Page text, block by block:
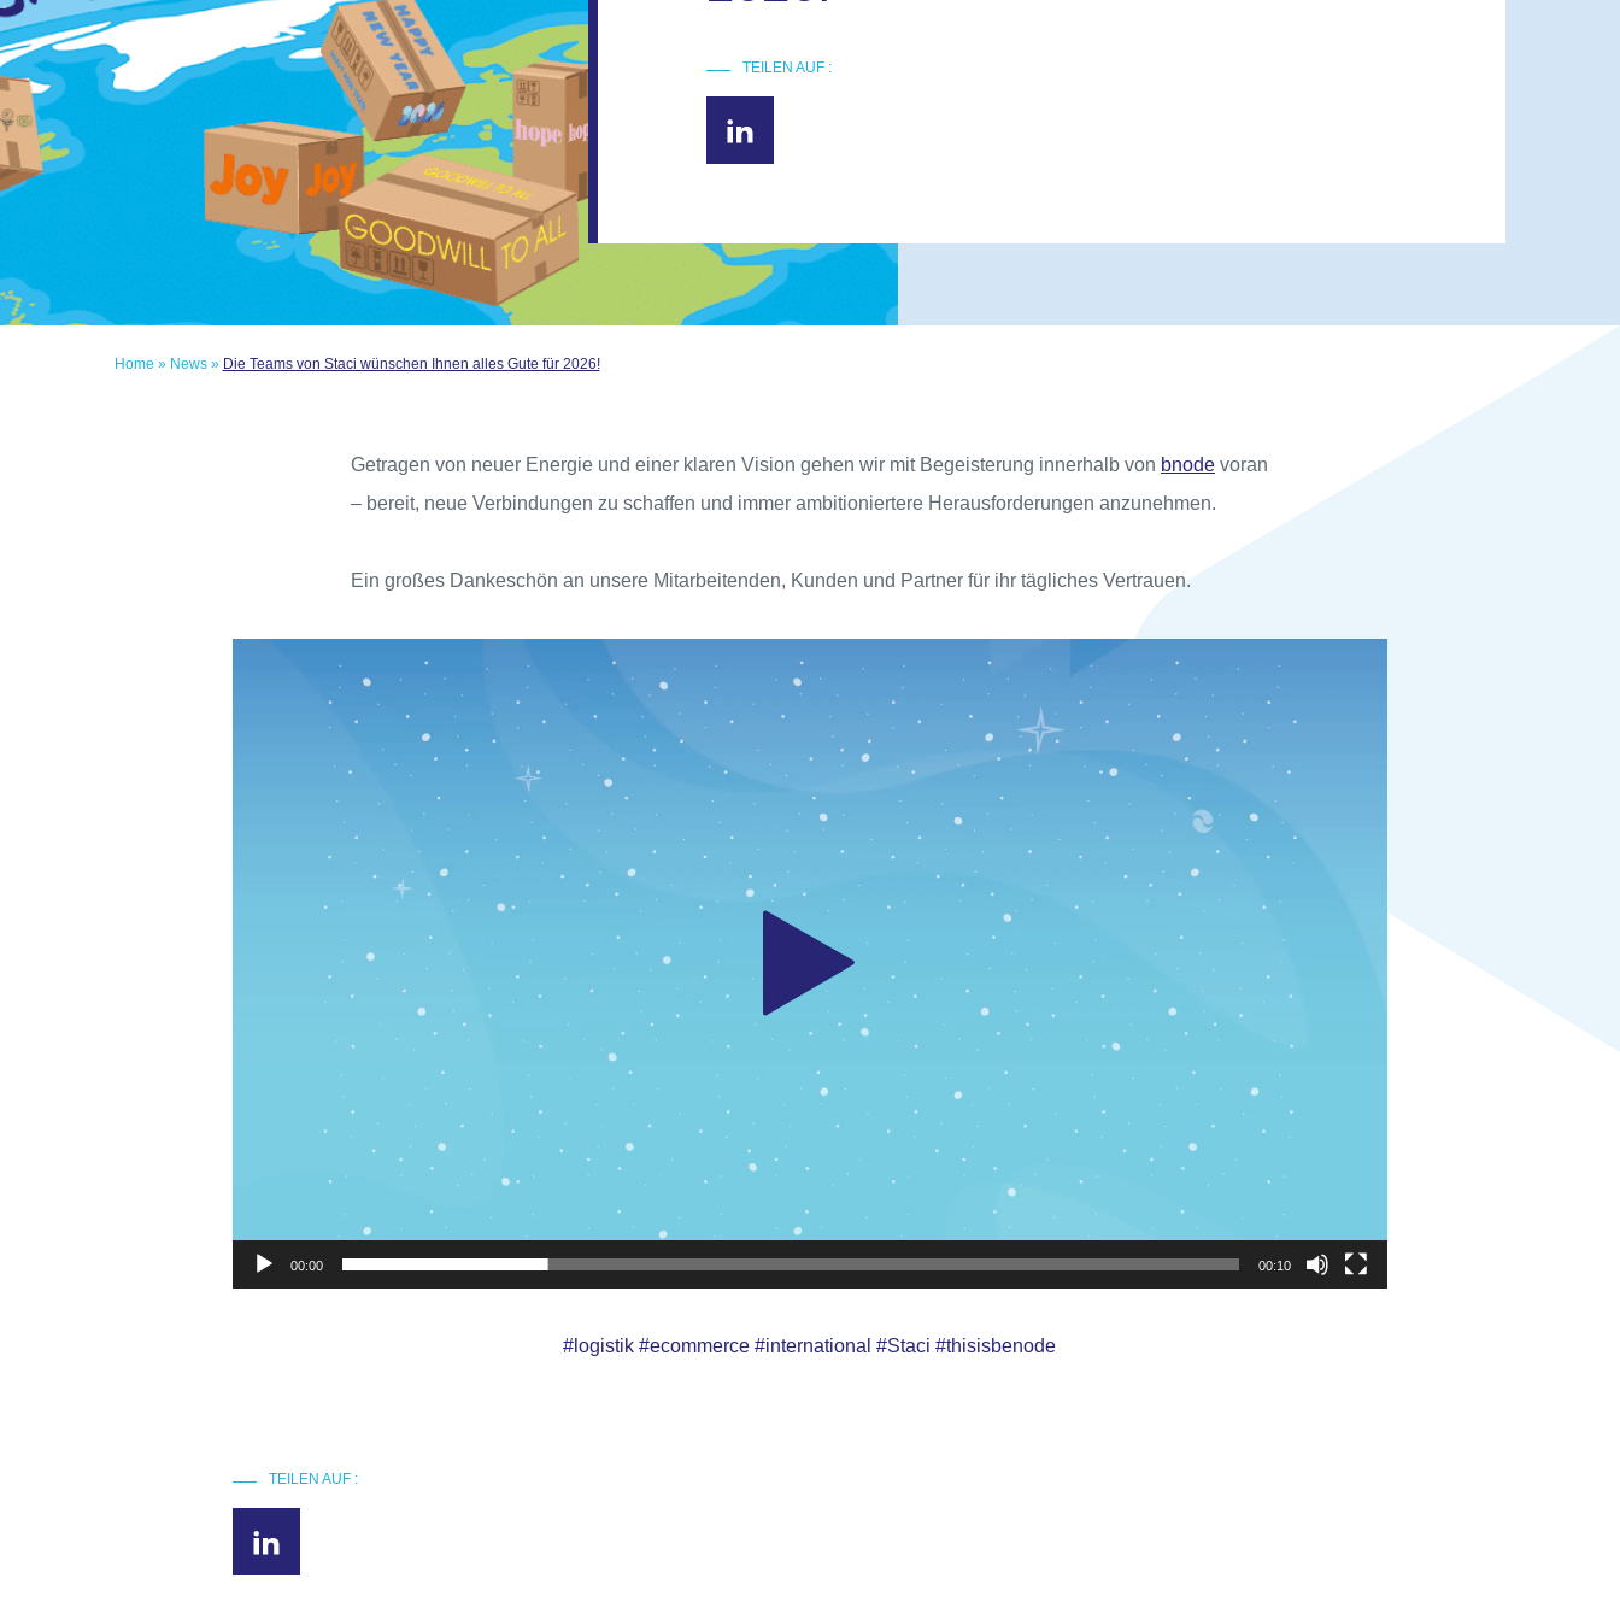
TEILEN AUF :
Home » News» Die Teams von Staci wünschen Ihnen alles Gute für 2026!
Getragen von neuer Energie und einer klaren Vision gehen wir mit Begeisterung innerhalb von bnode voran
– bereit, neue Verbindungen zu schaffen und immer ambitioniertere Herausforderungen anzunehmen.
Ein großes Dankeschön an unsere Mitarbeitenden, Kunden und Partner für ihr tägliches Vertrauen.
00:00 00:10
#logistik #ecommerce #international #Staci #thisisbenode
TEILEN AUF :